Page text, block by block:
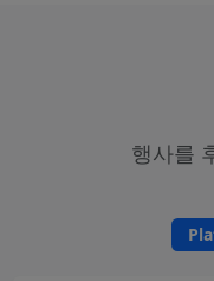
행사를